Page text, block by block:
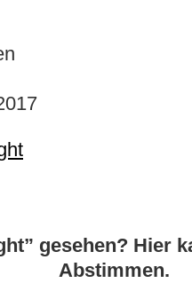
gesehen? Hier
Abstimmen.